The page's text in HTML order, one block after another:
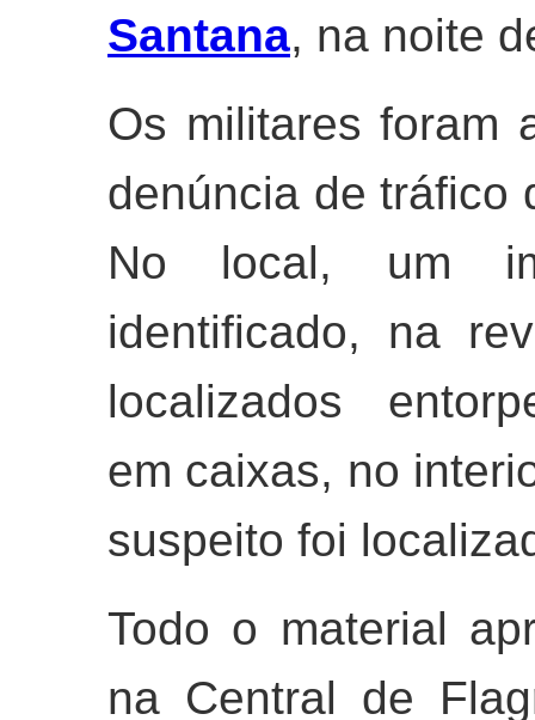
Santana, na noite
Os militares foram
denúncia de tráfico
No local, um
identificado, na
localizados
em caixas, no
suspeito foi
Todo o material
na Central de